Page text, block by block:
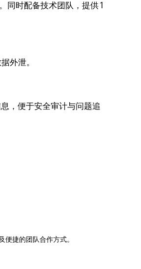
同时配备技术团队，提供 1
外泄。
，便于安全审计与问题追
捷的团队合作方式。